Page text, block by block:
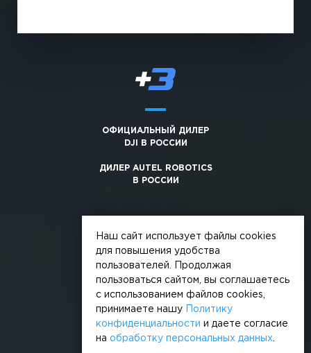
ОФИЦИАЛЬНЫЙ ДИЛЕР
DJI В РОССИИ
ДИЛЕР AUTEL ROBOTICS
В РОССИИ
© 2026, +3. Все права защищены
Обработка персональных данных
Наш сайт использует файлы cookies
для повышения удобства
пользователей. Продолжая
пользоваться сайтом, вы соглашаетесь
с использованием файлов cookies,
принимаете нашу
Политику
конфиденциальности
и даете согласие
на обработку персональных данных